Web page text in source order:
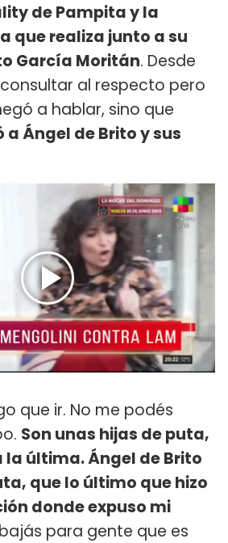
de Pampita y la
que realiza junto a su
García Moritán. Desde
consultar al respecto pero
a hablar, sino que
a Ángel de Brito y sus
que ir. No me podés
Son unas hijas de puta,
la última. Ángel de Brito
que lo último que hizo
donde expuso mi
para gente que es